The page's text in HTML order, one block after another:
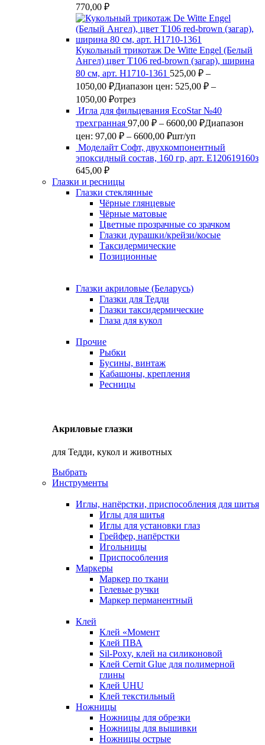
770,00 ₽
Кукольный трикотаж De Witte Engel (Белый
Ангел) цвет Т106 red-brown (загар), ширина
80 см, арт. Н1710-1361 525,00 ₽ –
1050,00 ₽Диапазон цен: 525,00 ₽ –
1050,00 ₽отрез
Игла для фильцевания EcoStar №40
трехгранная 97,00 ₽ – 6600,00 ₽Диапазон
цен: 97,00 ₽ – 6600,00 ₽шт/уп
Моделайт Софт, двухкомпонентный
эпоксидный состав, 160 гр, арт. Е120619160з
645,00 ₽
Глазки и ресницы
Глазки стеклянные
Чёрные глянцевые
Чёрные матовые
Цветные прозрачные со зрачком
Глазки дурашки/крейзи/косые
Таксидермические
Позиционные
Глазки акриловые (Беларусь)
Глазки для Тедди
Глазки таксидермические
Глаза для кукол
Прочие
Рыбки
Бусины, винтаж
Кабашоны, крепления
Ресницы
Акриловые глазки
для Тедди, кукол и животных
Выбрать
Инструменты
Иглы, напёрстки, приспособления для шитья
Иглы для шитья
Иглы для установки глаз
Грейфер, напёрстки
Игольницы
Приспособления
Маркеры
Маркер по ткани
Гелевые ручки
Маркер перманентный
Клей
Клей «Момент
Клей ПВА
Sil-Poxy, клей на силиконовой
Клей Cernit Glue для полимерной
глины
Клей UHU
Клей текстильный
Ножницы
Ножницы для обрезки
Ножницы для вышивки
Ножницы острые